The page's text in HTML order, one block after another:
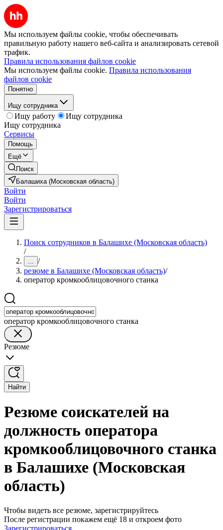
Мы используем файлы cookie, чтобы обеспечивать
правильную работу нашего веб-сайта и анализировать сетевой
трафик.
Правила использования файлов cookie
Мы используем файлы cookie. Правила использования
файлов cookie
Понятно
Ищу сотрудника
Ищу работу
Ищу сотрудника
Ищу сотрудника
Сервисы
Помощь
Ещё
Поиск
Балашиха (Московская область)
Войти
Войти
Зарегистрироваться
Поиск сотрудников в Балашихе (Московская область)
/
... /
резюме в Балашихе (Московская область)/
оператор кромкооблицовочного станка
оператор кромкооблицовочного станка
Резюме
Найти
Резюме соискателей на
должность оператора
кромкооблицовочного станка
в Балашихе (Московская
область)
Чтобы видеть все резюме, зарегистрируйтесь
После регистрации покажем ещё 18 и откроем фото
Зарегистрироваться